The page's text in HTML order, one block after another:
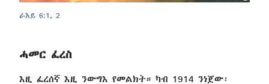
ራእይ 6:1, 2
ሓመር ፈረስ
እዚ ፈረሰኛ እዚ ንውግእ የመልክት። ካብ 1914 ንነጀው፡